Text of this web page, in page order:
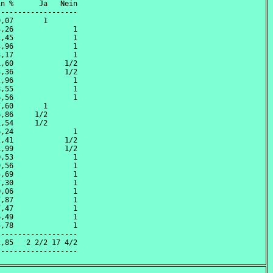
%      Ja   Nein
49,07       1
63,26              1
71,45              1
1
1
1/2
1/2
1
1
86,56              1
47,60       1
26,86     1/2
41,54     1/2
56,24              1
1/2
1/2
60,53              1
69,56              1
65,69              1
67,30              1
80,06              1
67,87              1
87,47              1
66,49              1
95,78              1
2 2/2 17 4/2